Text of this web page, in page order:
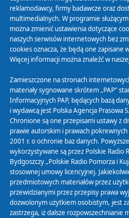
Polityka Prywatności
Zasady korzystania z Serwisu
Organizacje Pożytku Publicznego
Cyfryzacja DAB+
Polityka ochrony danych
Abonament
Zamówienia publiczne
Biuletyn Informacji Publicznej
reklamodawcy, firmy badawcze oraz
multimedialnych. W programie
można zmienić ustawienia dotyczące
naszych serwisów internetowych bez
cookies oznacza, że będą one zapisane
Więcej informacji można znaleźć w
Zamieszczone na stronach
materiały sygnowane skrótem „PAP”
Informacyjnych PAP, będących bazą
i wydawcą jest Polska Agencja Prasowa
Chronione są one przepisami ustawy z
prawie autorskim i prawach
2001 r. o ochronie baz danych.
wykorzystywane są przez Polskie Radio
Bydgoszczy „Polskie Radio Pomorza i
stosownej umowy licencyjnej.
przedmiotowych materiałów przez
przewidzianymi przez przepisy prawa
dozwolonym użytkiem osobistym, jest
zastrzega, iż dalsze rozpowszechnianie